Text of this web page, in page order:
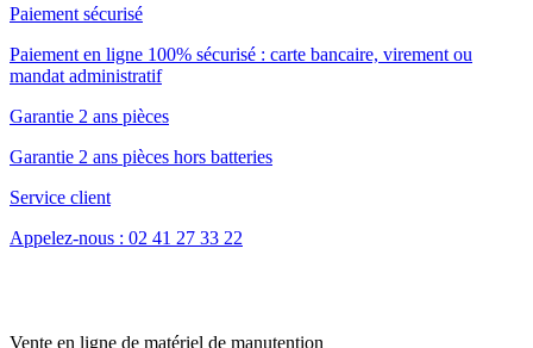
Paiement sécurisé
Paiement en ligne 100% sécurisé : carte bancaire, virement ou
mandat administratif
Garantie 2 ans pièces
Garantie 2 ans pièces hors batteries
Service client
Appelez-nous : 02 41 27 33 22
Vente en ligne de matériel de manutention